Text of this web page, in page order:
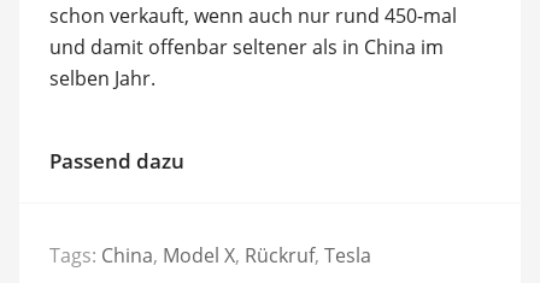
schon verkauft, wenn auch nur rund 450-mal
und damit offenbar seltener als in China im
selben Jahr.
Passend dazu
Tags: China, Model X, Rückruf, Tesla